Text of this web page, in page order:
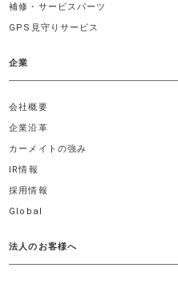
補修・サービスパーツ
GPS見守りサービス
企業
会社概要
企業沿革
カーメイトの強み
IR情報
採用情報
Global
法人のお客様へ